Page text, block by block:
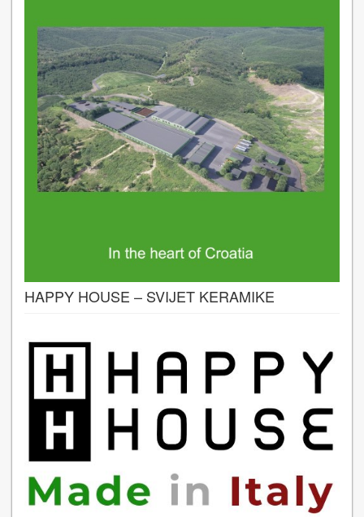
HAPPY HOUSE – SVIJET KERAMIKE